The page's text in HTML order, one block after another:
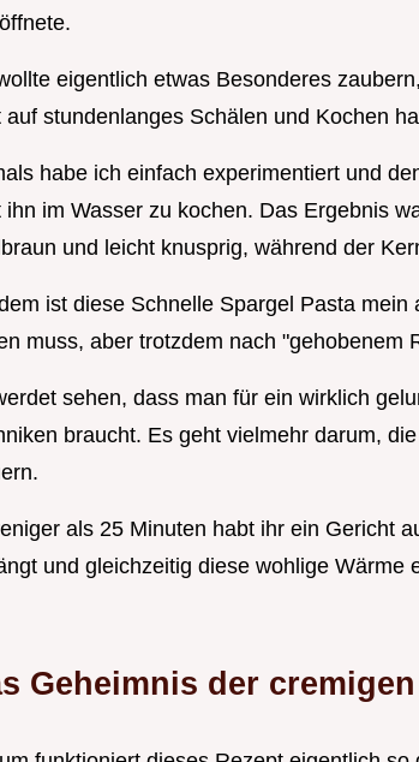
eigentlich etwas Besonderes
auf stundenlanges Schälen und Kochen
habe ich einfach experimentiert und
ihn im Wasser zu kochen. Das Ergebnis
und leicht knusprig, während der
ist diese Schnelle Spargel Pasta mein
muss, aber trotzdem nach "gehobenem
sehen, dass man für ein wirklich
braucht. Es geht vielmehr darum,
als 25 Minuten habt ihr ein Gericht
und gleichzeitig diese wohlige Wärme
Geheimnis der